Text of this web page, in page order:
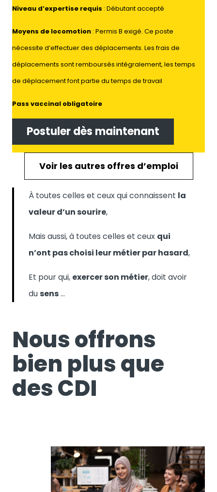
Niveau d’expertise requis : Débutant accepté
Moyens de locomotion : Permis B exigé. Ce poste
nécessite d’effectuer des déplacements. Les frais de
déplacements sont remboursés intégralement, les temps
de déplacement font partie du temps de travail
Pass vaccinal obligatoire
Postuler dès maintenant
Voir les autres offres d’emploi
À toutes celles et ceux qui connaissent la
valeur d’un sourire,
Mais aussi, à toutes celles et ceux qui
n’ont pas choisi leur métier par hasard,
Et pour qui, exercer son métier, doit avoir
du sens…
Nous offrons
bien plus que
des CDI